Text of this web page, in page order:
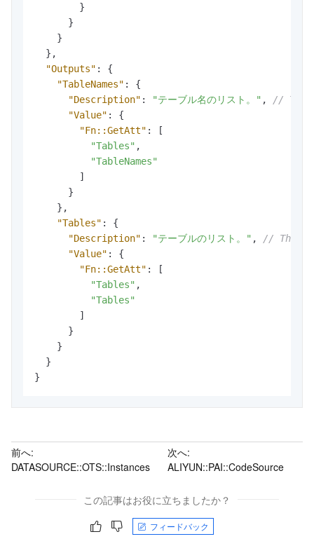
}
}
}
} ,
"Outputs" :
{
"TableNames" :
{
"Description" : "テーブル名のリスト。" ,
// The
"Value" :
{
"Fn::GetAtt" :
[
"Tables" ,
"TableNames"
]
}
} ,
"Tables" :
{
"Description" : "テーブルのリスト。" ,
// The
"Value" :
{
"Fn::GetAtt" :
[
"Tables" ,
"Tables"
]
}
}
}
}
前へ:
DATASOURCE::OTS::Instances
次へ:
ALIYUN::PAI::CodeSource
この記事はお役に立ちましたか？
フィードバック